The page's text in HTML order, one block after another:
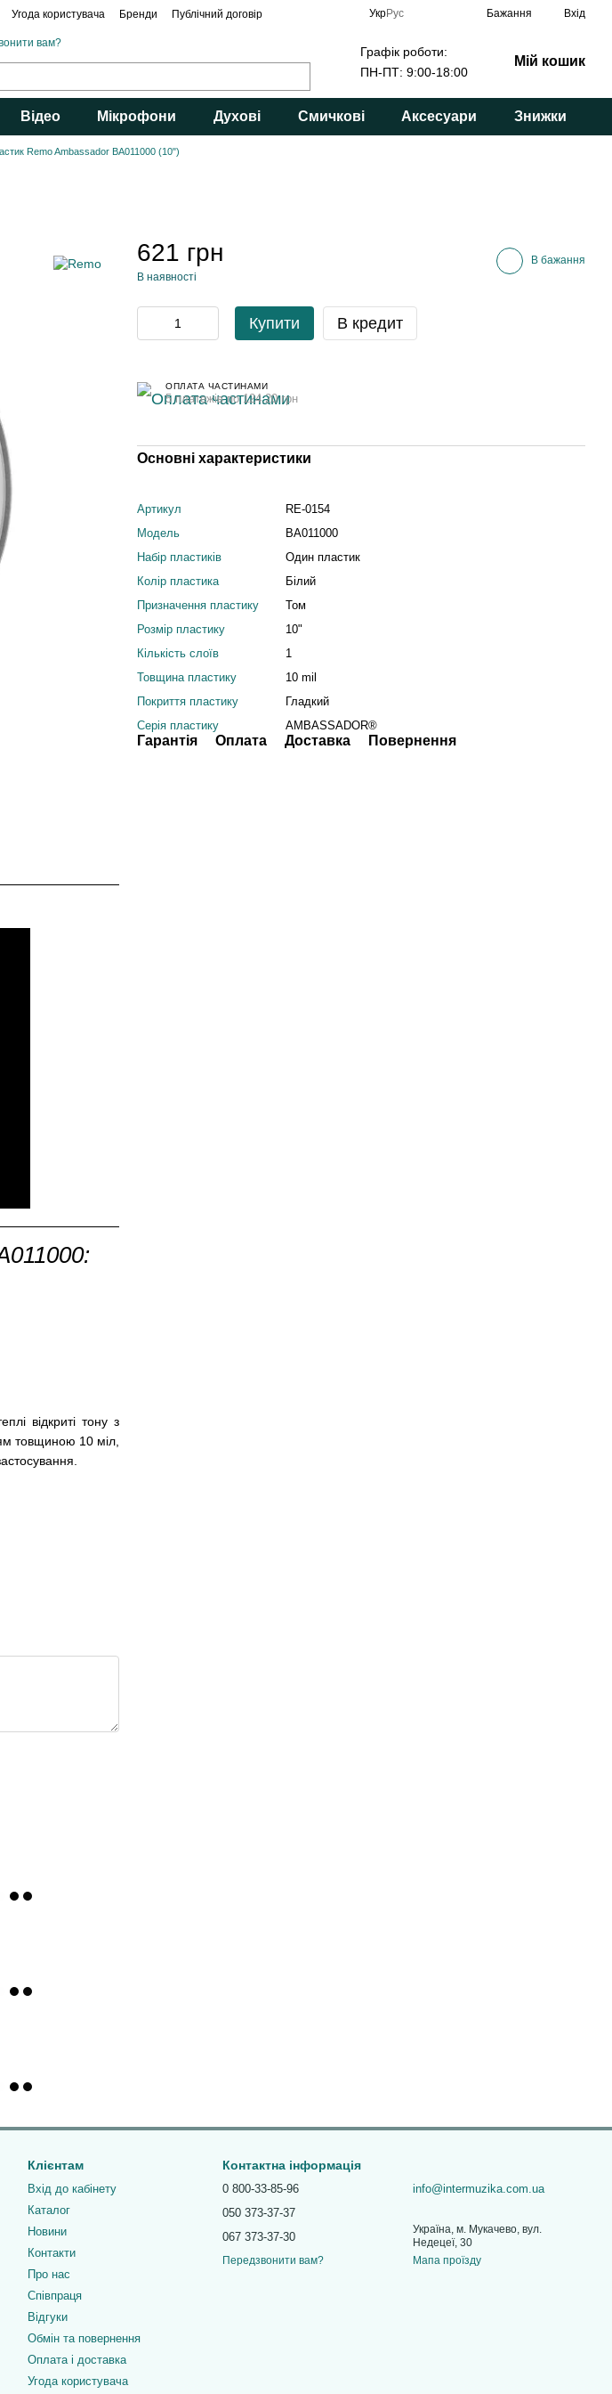
Угода користувача Бренди Публічний договір УкрРус Бажання Вхід
вам?
Графік роботи:
ПН-ПТ: 9:00-18:00
Мій кошик
Відео Мікрофони Духові Смичкові Аксесуари Знижки
Remo Ambassador BA011000 (10")
відкриті тону з
товщиною 10 міл,
621 грн
В наявності
В бажання
Купити В кредит
ОПЛАТА ЧАСТИНАМИ
5 платежів по 124.20 грн
Основні характеристики
Артикул
RE-0154
Модель
BA011000
Набір пластиків
Один пластик
Колір пластика
Білий
Призначення пластику
Том
Розмір пластику
10"
Кількість слоїв
1
Товщина пластику
10 mil
Покриття пластику
Гладкий
Серія пластику
AMBASSADOR®
Гарантія Оплата Доставка Повернення
Клієнтам
Вхід до кабінету
Каталог
Новини
Контакти
Про нас
Співпраця
Відгуки
Обмін та повернення
Оплата і доставка
Угода користувача
Контактна інформація
0 800-33-85-96
050 373-37-37
067 373-37-30
Передзвонити вам?
info@intermuzika.com.ua
Україна, м. Мукачево, вул.
Недецеї, 30
Мапа проїзду